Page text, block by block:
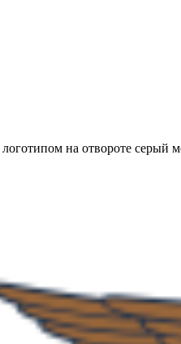
на отвороте серый